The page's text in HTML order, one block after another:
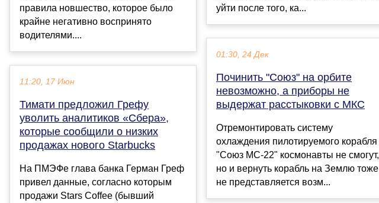
правила новшество, которое было
крайне негативно воспринято
водителями....
11:20, 17 Июн
Тимати предложил Грефу
уволить аналитиков «Сбера»,
которые сообщили о низких
продажах нового Starbucks
На ПМЭФе глава банка Герман Греф
привел данные, согласно которым
продажи Stars Coffee (бывший
уйти после того, ка...
01:30, 24 Дек
Починить "Союз" на орбите
невозможно, а приборы не
выдержат расстыковки с МКС
Отремонтировать систему
охлаждения пилотируемого корабля
"Союз МС-22" космонавты не смогут,
но и вернуть корабль на Землю тоже
не представляется возм...